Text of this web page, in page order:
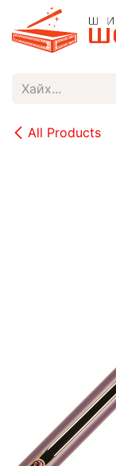
Skip to Content
All Products